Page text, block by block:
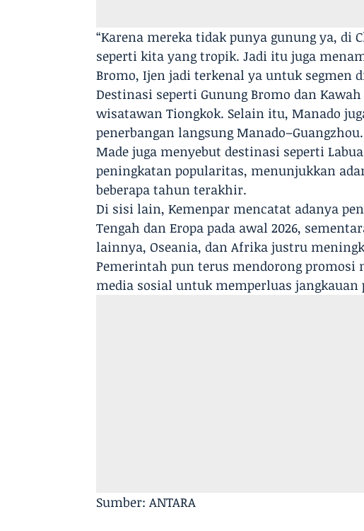
“Karena mereka tidak punya gunung ya, di
seperti kita yang tropik. Jadi itu juga
Bromo, Ijen jadi terkenal ya untuk segmen
Destinasi seperti Gunung Bromo dan
wisatawan Tiongkok. Selain itu, Manado
penerbangan langsung Manado–Guangzhou.
Made juga menyebut destinasi seperti
peningkatan popularitas, menunjukkan
beberapa tahun terakhir.
Di sisi lain, Kemenpar mencatat adanya
Tengah dan Eropa pada awal 2026,
lainnya, Oseania, dan Afrika justru
Pemerintah pun terus mendorong
media sosial untuk memperluas
Sumber: ANTARA